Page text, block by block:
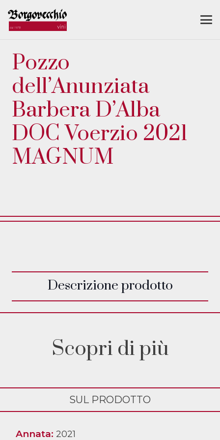
Pozzo
dell’Anunziata
Barbera D’Alba
DOC Voerzio 2021
MAGNUM
Descrizione prodotto
Scopri di più
SUL PRODOTTO
Annata: 2021